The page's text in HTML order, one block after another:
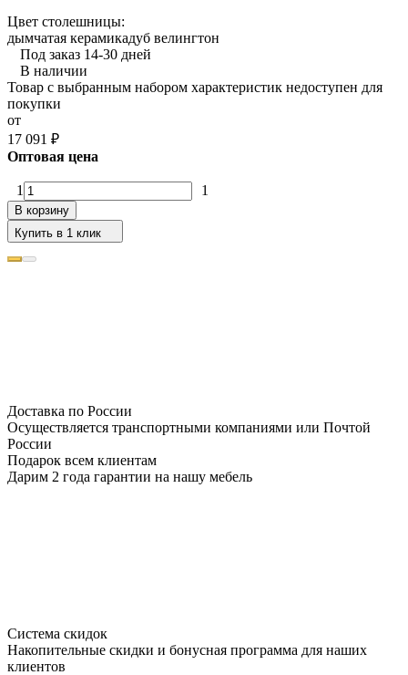
Цвет столешницы:
дымчатая керамикадуб велингтон
Под заказ 14-30 дней
В наличии
Товар с выбранным набором характеристик недоступен для
покупки
от
17 091 ₽
Оптовая цена
1 1
В корзину
Купить в 1 клик
Доставка по России
Осуществляется транспортными компаниями или Почтой
России
Подарок всем клиентам
Дарим 2 года гарантии на нашу мебель
Система скидок
Накопительные скидки и бонусная программа для наших
клиентов